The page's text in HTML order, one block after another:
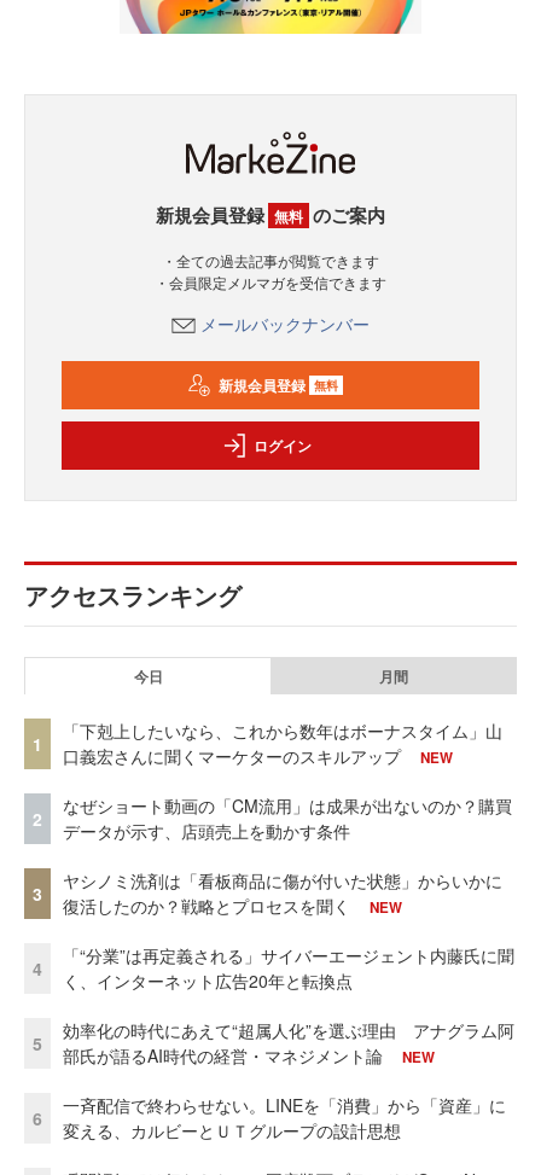
新規会員登録 無料 のご案内
・全ての過去記事が閲覧できます
・会員限定メルマガを受信できます
メールバックナンバー
新規会員登録 無料
ログイン
アクセスランキング
今日 月間
1
「下剋上したいなら、これから数年はボーナスタイム」山
口義宏さんに聞くマーケターのスキルアップ
NEW
2
なぜショート動画の「CM流用」は成果が出ないのか？購買
データが示す、店頭売上を動かす条件
3
ヤシノミ洗剤は「看板商品に傷が付いた状態」からいかに
復活したのか？戦略とプロセスを聞く
NEW
4
「“分業”は再定義される」サイバーエージェント内藤氏に聞
く、インターネット広告20年と転換点
5
効率化の時代にあえて“超属人化”を選ぶ理由 アナグラム阿
部氏が語るAI時代の経営・マネジメント論
NEW
6
一斉配信で終わらせない。LINEを「消費」から「資産」に
変える、カルビーとＵＴグループの設計思想